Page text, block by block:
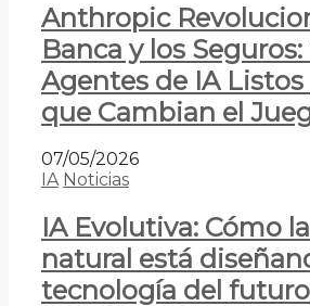
Anthropic
Banca y los Seguros:
Agentes de IA Listos
que Cambian el
07/05/2026
IA Noticias
IA Evolutiva: Cómo
natural está
tecnología del futuro